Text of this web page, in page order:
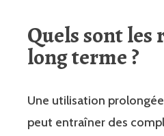
Quels sont les
long terme ?
Une utilisation
peut entraîner des